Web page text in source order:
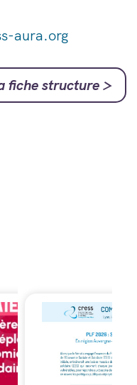
aura.org
fiche structure>